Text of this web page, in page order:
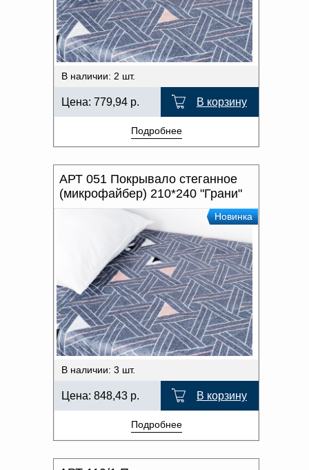
В наличии: 2 шт.
Цена: 779,94 р. В корзину
Подробнее
АРТ 051 Покрывало стеганное
(микрофайбер) 210*240 "Грани"
Новинка
В наличии: 3 шт.
Цена: 848,43 р. В корзину
Подробнее